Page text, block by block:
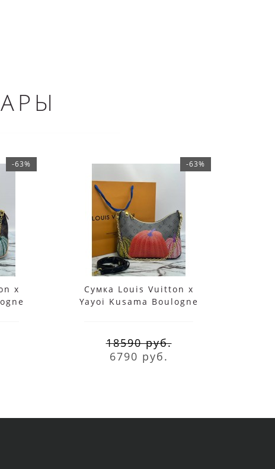
-63%
x
-63%
Сумка Louis Vuitton x
Yayoi Kusama Boulogne
18590 руб.
6790 руб.